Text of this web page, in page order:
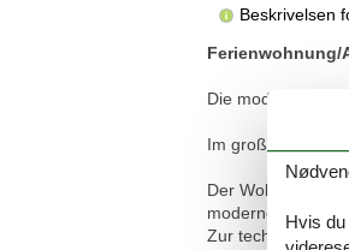
Beskrivelsen
Ferienwohnung/
Die moderne,
Im großen
Der Wohnbereich
moderne Küche
Zur technischen
Hvis